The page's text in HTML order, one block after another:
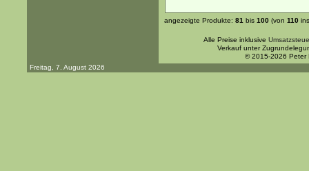
angezeigte Produkte: 81 bis 100 (von 110
Alle Preise inklusive
Verkauf unter
© 2015-2026 Peter
Freitag, 7. August 2026